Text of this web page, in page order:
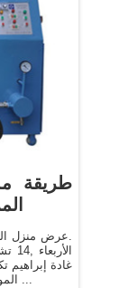
طريقة
عرض منزل
غادة
المولد النبوي ... فوائد زيت الكافور للجسم ...